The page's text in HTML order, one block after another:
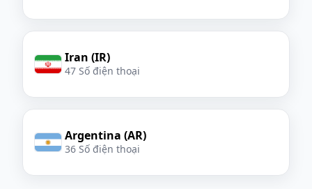
Iran (IR)
47 Số điện thoại
Argentina (AR)
36 Số điện thoại